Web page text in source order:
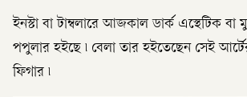
ইনস্টা বা টাম্বলারে আজকাল ডার্ক এস্থেটিক বা
পপুলার হইছে ৷ বেলা তার হইতেছেন সেই
ফিগার ৷